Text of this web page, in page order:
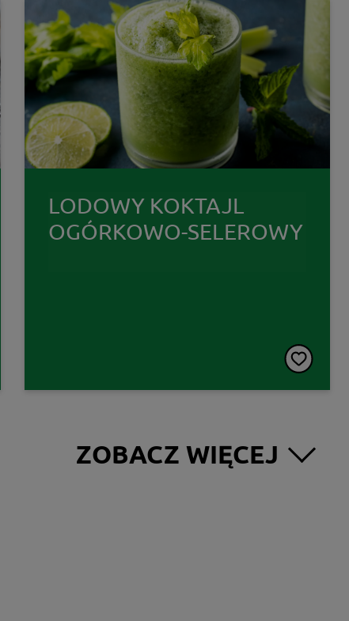
LODOWY KOKTAJL
OGÓRKOWO-SELEROWY
ZOBACZ WIĘCEJ